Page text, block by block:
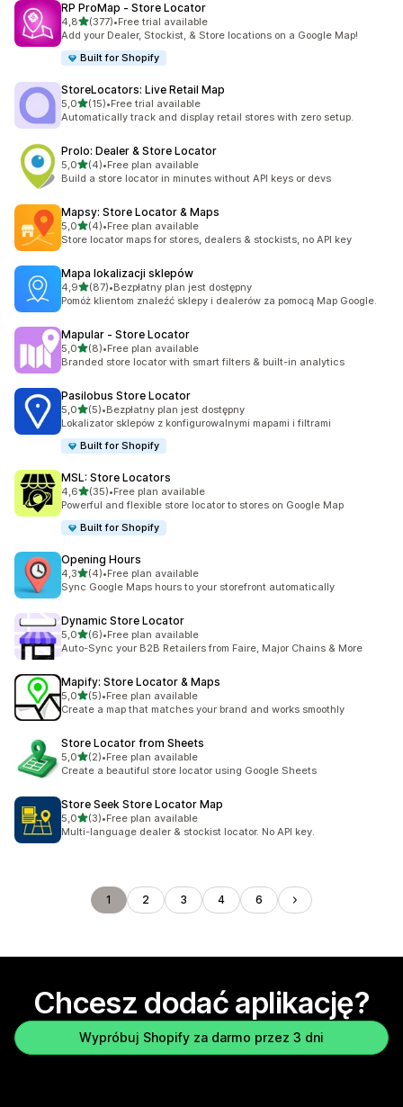
RP ProMap ‑ Store Locator
4,8na 5 gwiazdek
(377)
Łączna liczba recenzji: 377
•Free trial available
Add your Dealer, Stockist, & Store locations on a Google Map!
Built for Shopify
StoreLocators: Live Retail Map
5,0na 5 gwiazdek
(15)
Łączna liczba recenzji: 15
•Free trial available
Automatically track and display retail stores with zero setup.
Prolo: Dealer & Store Locator
5,0na 5 gwiazdek
(4)
Łączna liczba recenzji: 4
•Free plan available
Build a store locator in minutes without API keys or devs
Mapsy: Store Locator & Maps
5,0na 5 gwiazdek
(4)
Łączna liczba recenzji: 4
•Free plan available
Store locator maps for stores, dealers & stockists, no API key
Mapa lokalizacji sklepów
4,9na 5 gwiazdek
(87)
Łączna liczba recenzji: 87
•Bezpłatny plan jest dostępny
Pomóż klientom znaleźć sklepy i dealerów za pomocą Map Google.
Mapular ‑ Store Locator
5,0na 5 gwiazdek
(8)
Łączna liczba recenzji: 8
•Free plan available
Branded store locator with smart filters & built-in analytics
Pasilobus Store Locator
5,0na 5 gwiazdek
(5)
Łączna liczba recenzji: 5
•Bezpłatny plan jest dostępny
Lokalizator sklepów z konfigurowalnymi mapami i filtrami
Built for Shopify
MSL: Store Locators
4,6na 5 gwiazdek
(35)
Łączna liczba recenzji: 35
•Free plan available
Powerful and flexible store locator to stores on Google Map
Built for Shopify
Opening Hours
4,3na 5 gwiazdek
(4)
Łączna liczba recenzji: 4
•Free plan available
Sync Google Maps hours to your storefront automatically
Dynamic Store Locator
5,0na 5 gwiazdek
(6)
Łączna liczba recenzji: 6
•Free plan available
Auto-Sync your B2B Retailers from Faire, Major Chains & More
Mapify: Store Locator & Maps
5,0na 5 gwiazdek
(5)
Łączna liczba recenzji: 5
•Free plan available
Create a map that matches your brand and works smoothly
Store Locator from Sheets
5,0na 5 gwiazdek
(2)
Łączna liczba recenzji: 2
•Free plan available
Create a beautiful store locator using Google Sheets
Store Seek Store Locator Map
5,0na 5 gwiazdek
(3)
Łączna liczba recenzji: 3
•Free plan available
Multi-language dealer & stockist locator. No API key.
1 2 3 4 6
Chcesz dodać aplikację?
Wypróbuj Shopify za darmo przez 3 dni